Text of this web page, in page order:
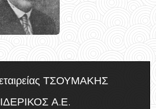
ΤΣΟΥΜΑΚΗΣ
Α.Ε.